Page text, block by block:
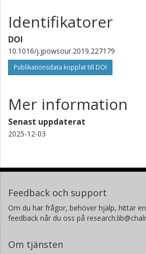
Identifikatorer
DOI
10.1016/j.jpowsour.2019.227179
Publikationsdata kopplat till DOI
Mer information
Senast uppdaterat
2025-12-03
Feedback och support
Om du har frågor, behöver hjälp, hittar
feedback når du oss på
Om tjänsten